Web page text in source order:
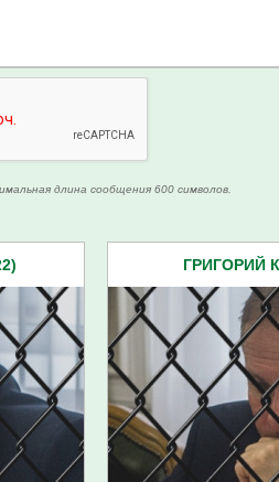
длина сообщения 600 символов.
ГРИГОРИЙ